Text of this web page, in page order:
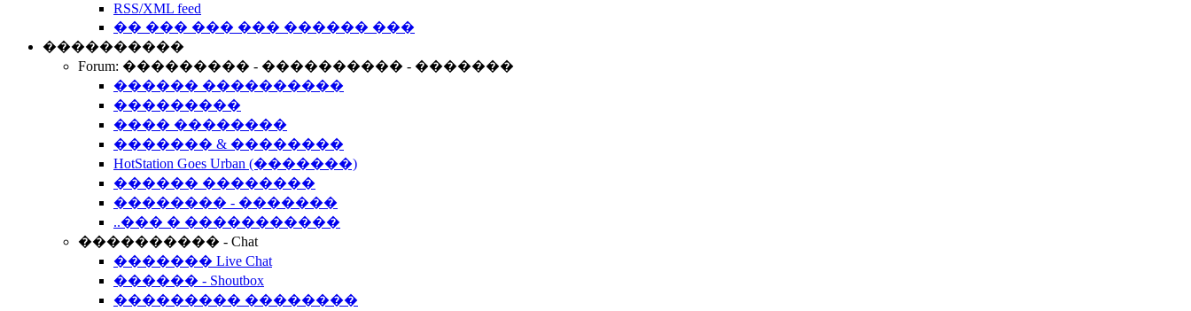
RSS/XML feed
�� ��� ��� ��� ������ ���
����������
Forum: ��������� - ���������� - �������
������ ����������
���������
���� ��������
������� & ��������
HotStation Goes Urban (�������)
������ ��������
�������� - �������
..��� � �����������
���������� - Chat
������� Live Chat
������ - Shoutbox
��������� ��������